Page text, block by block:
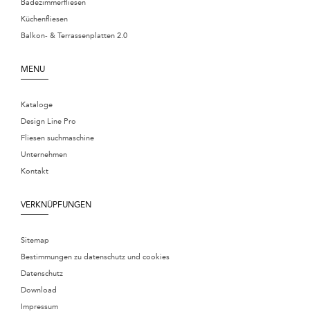
Badezimmerfliesen
Küchenfliesen
Balkon- & Terrassenplatten 2.0
MENU
Kataloge
Design Line Pro
Fliesen suchmaschine
Unternehmen
Kontakt
VERKNÜPFUNGEN
Sitemap
Bestimmungen zu datenschutz und cookies
Datenschutz
Download
Impressum